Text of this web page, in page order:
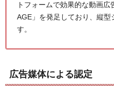
トフォームで効果的な動画
AGE」を発足しており、縦型
す。
広告媒体による認定